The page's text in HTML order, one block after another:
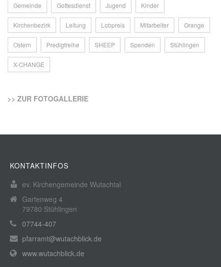
Gemeinde Gottesdienst Jugend Kinder
Kirchenbezirk Leitung Lobpreis Mitarbeiter Orange
Ostern Predigtreihe SHEEP Spenden Stühlingen
X-CHANGE
>> ZUR FOTOGALLERIE
KONTAKTINFOS
ev. Kirchengemeinde Wutachtal
Gartenweg 4
79780 Stühlingen
07744-407
pfarramt@wutachblick.de
www.wutachblick.de